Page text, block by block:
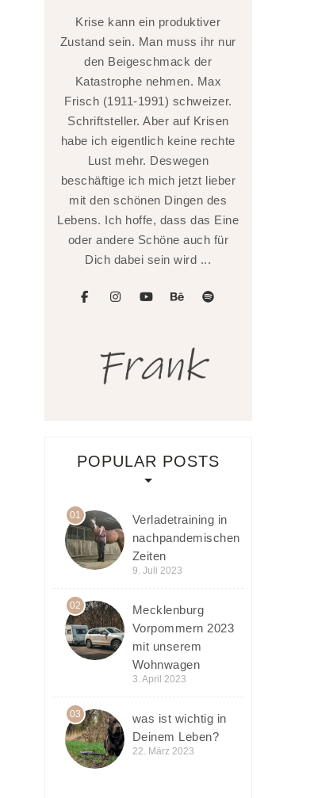
Krise kann ein produktiver
Zustand sein. Man muss ihr nur
den Beigeschmack der
Katastrophe nehmen. Max
Frisch (1911-1991) schweizer.
Schriftsteller. Aber auf Krisen
habe ich eigentlich keine rechte
Lust mehr. Deswegen
beschäftige ich mich jetzt lieber
mit den schönen Dingen des
Lebens. Ich hoffe, dass das Eine
oder andere Schöne auch für
Dich dabei sein wird ...
facebook
instagram
youtube
behance
POPULAR POSTS
01
Verladetraining in
nachpandemischen
Zeiten
9. Juli 2023
02
Mecklenburg
Vorpommern 2023
mit unserem
Wohnwagen
3. April 2023
03
was ist wichtig in
Deinem Leben?
22. März 2023